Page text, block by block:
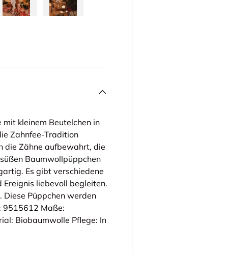
kleinem Beutelchen in
Zahnfee-Tradition
die Zähne aufbewahrt, die
Baumwollpüppchen
Es gibt verschiedene
Ereignis liebevoll begleiten.
Diese Püppchen werden
9515612 Maße:
Biobaumwolle Pflege: In